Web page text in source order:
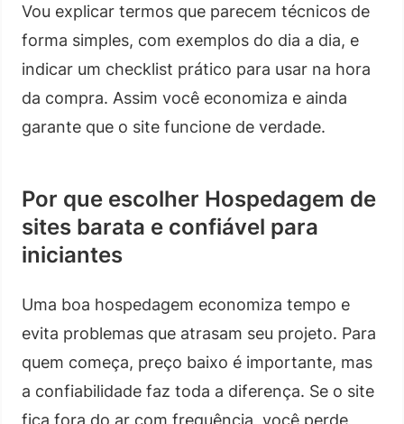
Vou explicar termos que parecem técnicos de
forma simples, com exemplos do dia a dia, e
indicar um checklist prático para usar na hora
da compra. Assim você economiza e ainda
garante que o site funcione de verdade.
Por que escolher Hospedagem de
sites barata e confiável para
iniciantes
Uma boa hospedagem economiza tempo e
evita problemas que atrasam seu projeto. Para
quem começa, preço baixo é importante, mas
a confiabilidade faz toda a diferença. Se o site
fica fora do ar com frequência, você perde